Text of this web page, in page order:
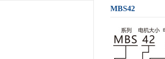
MBS42